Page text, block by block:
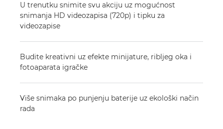
U trenutku snimite svu akciju uz mogućnost
snimanja HD videozapisa (720p) i tipku za
videozapise
Budite kreativni uz efekte minijature, ribljeg oka i
fotoaparata igračke
Više snimaka po punjenju baterije uz ekološki način
rada